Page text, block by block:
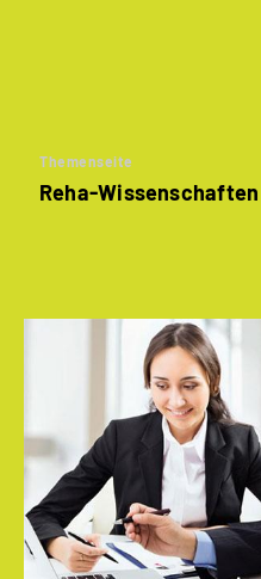
Themenseite
Reha-Wissenschaften